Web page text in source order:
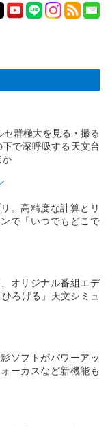
セ群極大を見る・撮る
で深呼吸する天文台
。高精度な計算とリ
で「いつでもどこで
オリジナル番組エデ
ろげる」天文シミュ
ソフトがパワーアッ
ーカスなど新機能も